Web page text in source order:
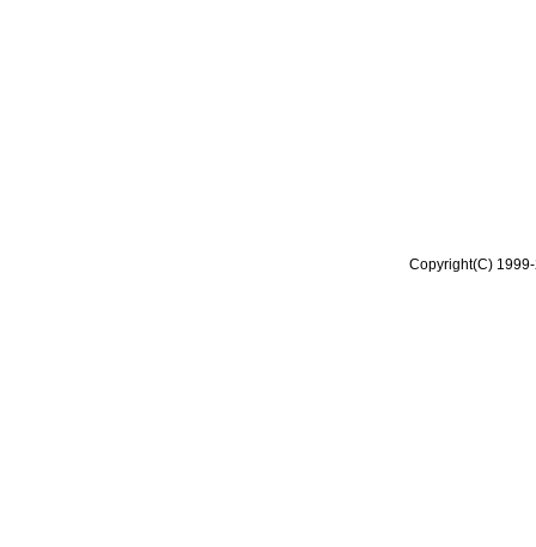
Copyright(C)